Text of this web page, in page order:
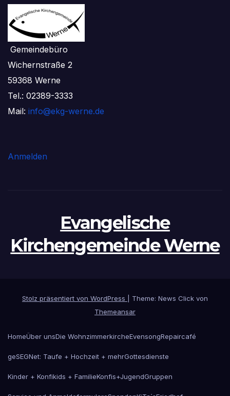
Gemeindebüro
Wichernstraße 2
59368 Werne
Tel.: 02389-3333
Mail: info@ekg-werne.de
Anmelden
Evangelische
Kirchengemeinde Werne
Stolz präsentiert von WordPress
Theme: News Click von
Themeansar
HomeÜber unsDie WohnzimmerkircheEvensongRepaircafé
geSEGNet: Taufe + Hochzeit + mehrGottesdienste
Kinder + Konfikids + FamilieKonfis+JugendGruppen